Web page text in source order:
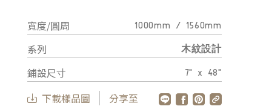
寬度/圓周 1000mm / 1560mm
系列 木紋設計
鋪設尺寸 7" x 48"
下載樣品圖 分享至